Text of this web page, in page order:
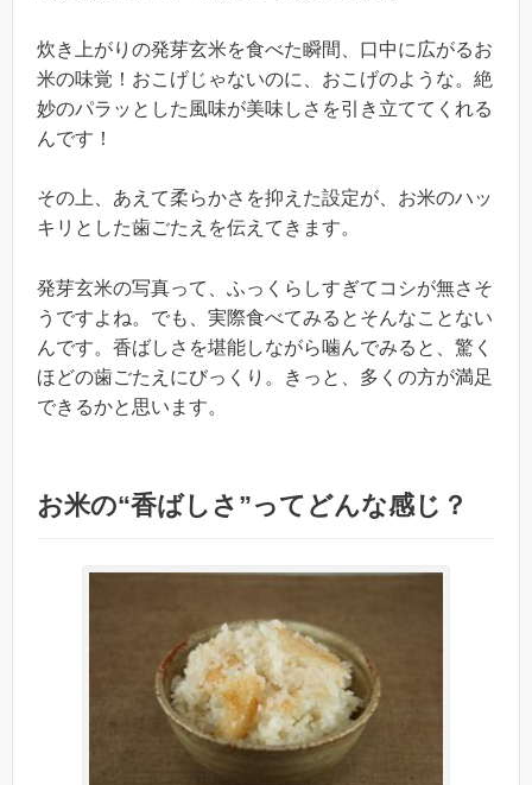
炊き上がりの発芽玄米を食べた瞬間、口中に広がるお
米の味覚！おこげじゃないのに、おこげのような。絶
妙のパラッとした風味が美味しさを引き立ててくれる
んです！
その上、あえて柔らかさを抑えた設定が、お米のハッ
キリとした歯ごたえを伝えてきます。
発芽玄米の写真って、ふっくらしすぎてコシが無さそ
うですよね。でも、実際食べてみるとそんなことない
んです。香ばしさを堪能しながら噛んでみると、驚く
ほどの歯ごたえにびっくり。きっと、多くの方が満足
できるかと思います。
お米の“香ばしさ”ってどんな感じ？